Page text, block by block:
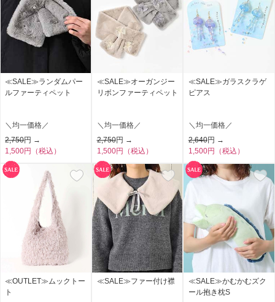
≪SALE≫ランダムパー
ルファーティペット
＼均一価格／
2,750円 →
1,500円（税込）
≪SALE≫オーガンジー
リボンファーティペット
＼均一価格／
2,750円 →
1,500円（税込）
≪SALE≫ガラスクラゲ
ピアス
＼均一価格／
2,640円 →
1,500円（税込）
≪OUTLET≫ムックトー
ト
≪SALE≫ファー付け襟
≪SALE≫かむかむズク
ール抱き枕S